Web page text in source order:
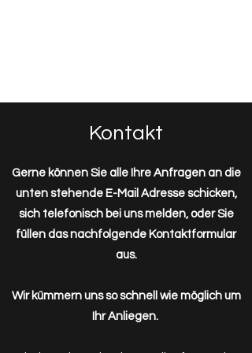
Kontakt
Gerne können Sie alle Ihre Anfragen an die
unten stehende E-Mail Adresse schicken,
sich telefonisch bei uns melden, oder Sie
füllen das nachfolgende Kontaktformular
aus.
Wir kümmern uns so schnell wie möglich um
Ihr Anliegen.